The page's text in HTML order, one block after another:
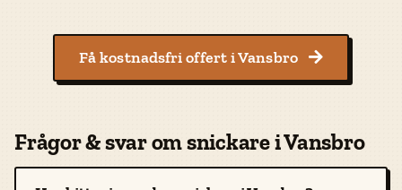
Få kostnadsfri offert i Vansbro 
Frågor & svar om snickare i Vansbro